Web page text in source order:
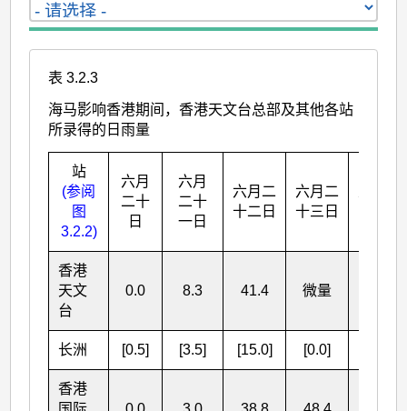
表 3.2.3
海马影响香港期间，香港天文台总部及其他各站
所录得的日雨量
站
(参阅
图
3.2.2)
六月
二十
日
六月
二十
一日
六月二
十二日
六月二
十三日
香港
天文
台
0.0 8.3 41.4 微量
长洲 [0.5] [3.5] [15.0] [0.0]
香港